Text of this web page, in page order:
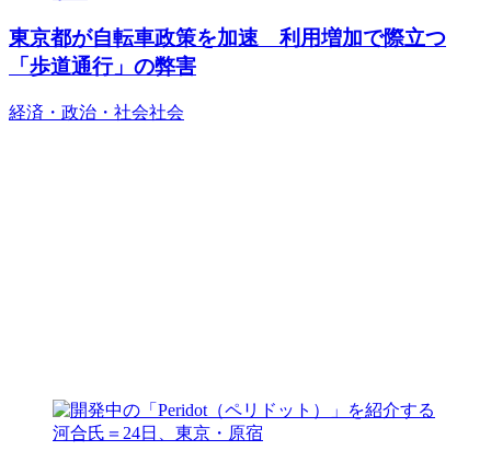
東京都が自転車政策を加速 利用増加で際立つ
「歩道通行」の弊害
経済・政治・社会社会